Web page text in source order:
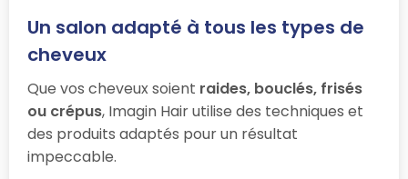
Un salon adapté à tous les types de
cheveux
Que vos cheveux soient raides, bouclés, frisés
ou crépus, Imagin Hair utilise des techniques et
des produits adaptés pour un résultat
impeccable.